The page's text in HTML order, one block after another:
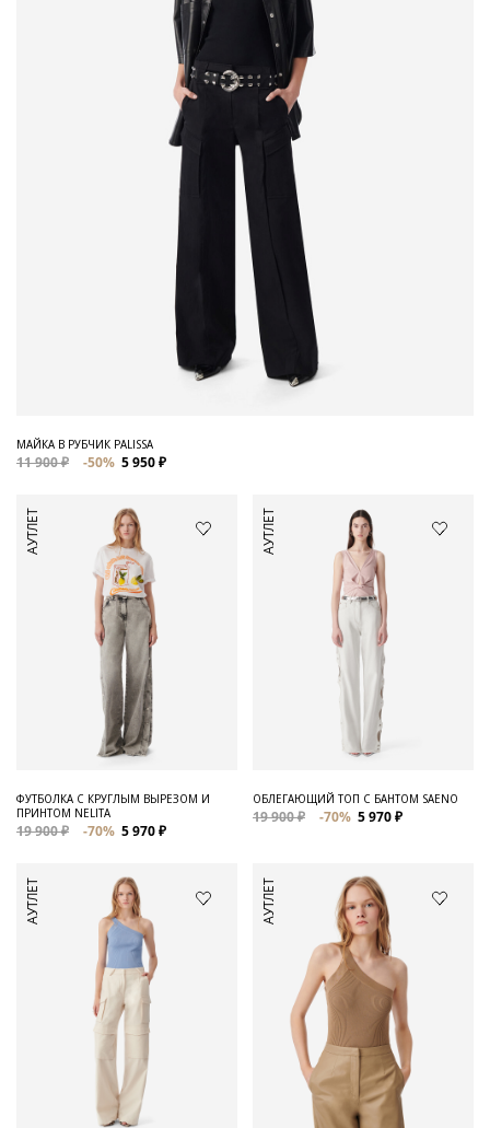
МАЙКА В РУБЧИК PALISSA
11 900 ₽ -50% 5 950 ₽
АУТЛЕТ
ФУТБОЛКА С КРУГЛЫМ ВЫРЕЗОМ И
ПРИНТОМ NELITA
19 900 ₽ -70% 5 970 ₽
АУТЛЕТ
ОБЛЕГАЮЩИЙ ТОП С БАНТОМ SAENO
19 900 ₽ -70% 5 970 ₽
АУТЛЕТ АУТЛЕТ